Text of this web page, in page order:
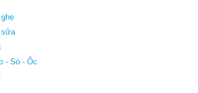
sữa
- Sò - Ốc